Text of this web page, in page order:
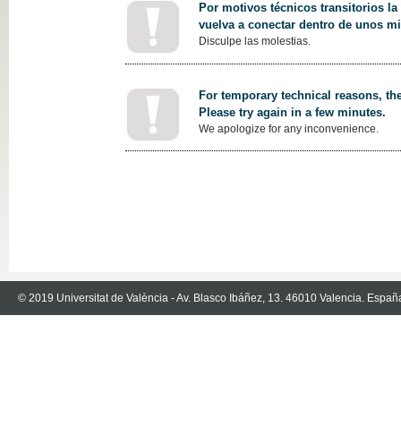
Por motivos técnicos transitorios
vuelva a conectar dentro de unos
Disculpe las molestias.
For temporary technical reasons,
Please try again in a few minutes.
We apologize for any inconvenience.
© 2019 Universitat de València - Av. Blasco Ibáñez, 13. 46010 Valencia.